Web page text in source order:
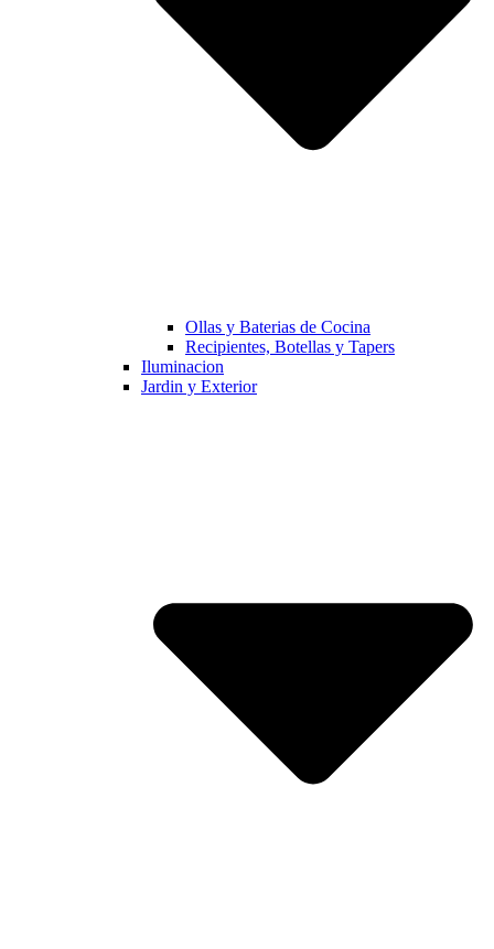
Ollas y Baterias de Cocina
Recipientes, Botellas y Tapers
Iluminacion
Jardin y Exterior